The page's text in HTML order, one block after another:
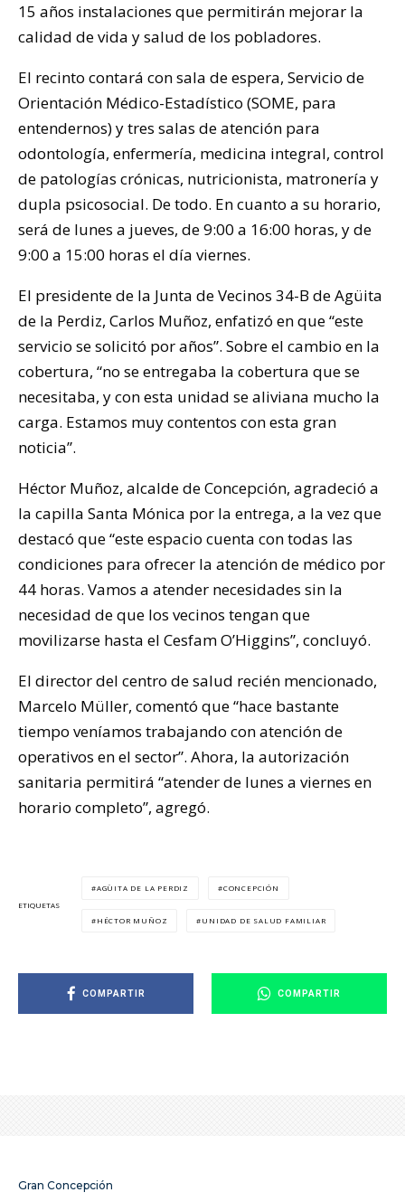
15 años instalaciones que permitirán mejorar la
calidad de vida y salud de los pobladores.
El recinto contará con sala de espera, Servicio de
Orientación Médico-Estadístico (SOME, para
entendernos) y tres salas de atención para
odontología, enfermería, medicina integral, control
de patologías crónicas, nutricionista, matronería y
dupla psicosocial. De todo. En cuanto a su horario,
será de lunes a jueves, de 9:00 a 16:00 horas, y de
9:00 a 15:00 horas el día viernes.
El presidente de la Junta de Vecinos 34-B de Agüita
de la Perdiz, Carlos Muñoz, enfatizó en que “este
servicio se solicitó por años”. Sobre el cambio en la
cobertura, “no se entregaba la cobertura que se
necesitaba, y con esta unidad se aliviana mucho la
carga. Estamos muy contentos con esta gran
noticia”.
Héctor Muñoz, alcalde de Concepción, agradeció a
la capilla Santa Mónica por la entrega, a la vez que
destacó que “este espacio cuenta con todas las
condiciones para ofrecer la atención de médico por
44 horas. Vamos a atender necesidades sin la
necesidad de que los vecinos tengan que
movilizarse hasta el Cesfam O’Higgins”, concluyó.
El director del centro de salud recién mencionado,
Marcelo Müller, comentó que “hace bastante
tiempo veníamos trabajando con atención de
operativos en el sector”. Ahora, la autorización
sanitaria permitirá “atender de lunes a viernes en
horario completo”, agregó.
ETIQUETAS
AGÜITA DE LA PERDIZ CONCEPCIÓN
HÉCTOR MUÑOZ UNIDAD DE SALUD FAMILIAR
COMPARTIR COMPARTIR
Gran Concepción